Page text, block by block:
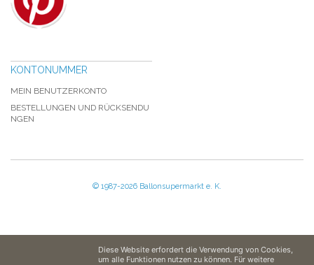
KONTONUMMER
MEIN BENUTZERKONTO
BESTELLUNGEN UND RÜCKSENDU
NGEN
© 1987-2026 Ballonsupermarkt e. K.
Diese Website erfordert die Verwendung von Cookies,
um alle Funktionen nutzen zu können. Für weitere